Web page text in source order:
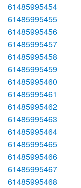
61485995454
61485995455
61485995456
61485995457
61485995458
61485995459
61485995460
61485995461
61485995462
61485995463
61485995464
61485995465
61485995466
61485995467
61485995468